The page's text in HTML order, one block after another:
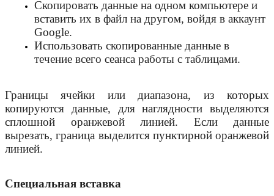
Скопировать данные на одном компьютере и
вставить их в файл на другом, войдя в аккаунт
Google.
Использовать скопированные данные в
течение всего сеанса работы с таблицами.
Границы ячейки или диапазона, из которых
копируются данные, для наглядности выделяются
сплошной оранжевой линией. Если данные
вырезать, граница выделится пунктирной оранжевой
линией.
Специальная вставка